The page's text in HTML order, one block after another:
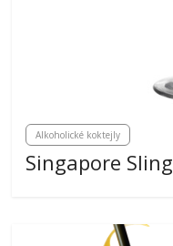
Alkoholické koktejly
Singapore Sling